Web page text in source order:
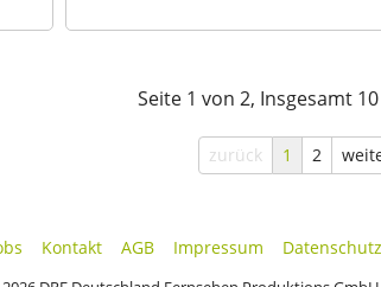
Seite 1 von 2, Insgesamt
zurück 1 2
Kontakt AGB Impressum Datenschutz